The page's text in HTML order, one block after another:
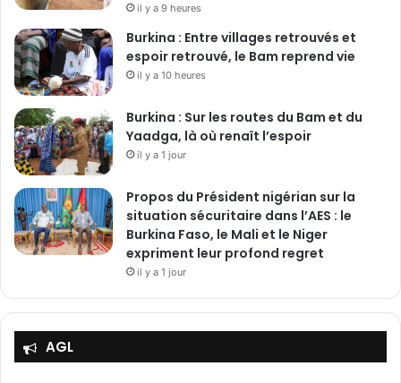
il y a 9 heures
Burkina : Entre villages retrouvés et
espoir retrouvé, le Bam reprend vie
il y a 10 heures
Burkina : Sur les routes du Bam et du
Yaadga, là où renaît l’espoir
il y a 1 jour
Propos du Président nigérian sur la
situation sécuritaire dans l’AES : le
Burkina Faso, le Mali et le Niger
expriment leur profond regret
il y a 1 jour
AGL